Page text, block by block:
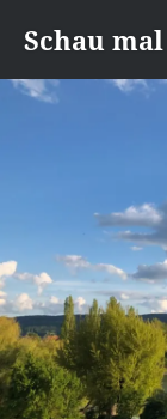
Inhalt
springen
Schau